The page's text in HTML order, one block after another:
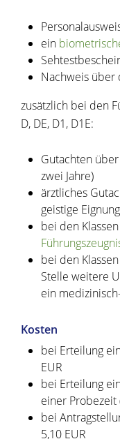
ein
Nachweis über
zusätzlich bei den
D, DE, D1, D1E:
Gutachten
zwei Jahre)
ärztliches
geistige
bei den
bei den
Stelle weitere
ein
Kosten
bei Erteilung
EUR
bei Erteilung
einer Probezeit
bei
5,10 EUR